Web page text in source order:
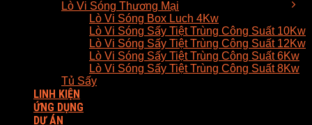
Lò Vi Sóng Thương Mại
Lò Vi Sóng Box Luch 4Kw
Lò Vi Sóng Sấy Tiệt Trùng Công Suất 10Kw
Lò Vi Sóng Sấy Tiệt Trùng Công Suất 12Kw
Lò Vi Sóng Sấy Tiệt Trùng Công Suất 6Kw
Lò Vi Sóng Sấy Tiệt Trùng Công Suất 8Kw
Tủ Sấy
LINH KIỆN
ỨNG DỤNG
DỰ ÁN